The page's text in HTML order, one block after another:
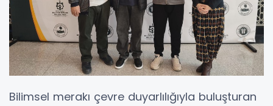
Bilimsel merakı çevre duyarlılığıyla buluşturan